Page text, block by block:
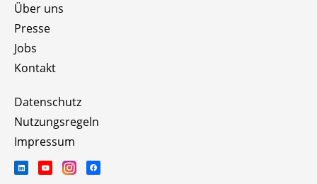
Über uns
Presse
Jobs
Kontakt
Datenschutz
Nutzungsregeln
Impressum